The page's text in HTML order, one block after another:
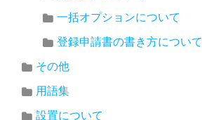
一括オプションについて
登録申請書の書き方について
その他
用語集
設置について